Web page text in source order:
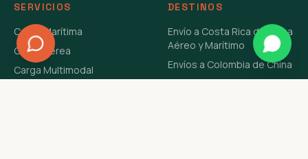
SERVICIOS
Carga Marítima
Carga Aérea
Carga Multimodal
DESTINOS
Envío a Costa Rica de China
Aéreo y Marítimo
Envíos a Colombia de China